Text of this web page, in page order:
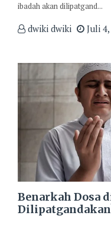
ibadah akan dilipatgand...
dwiki dwiki Juli
Benarkah Dosa